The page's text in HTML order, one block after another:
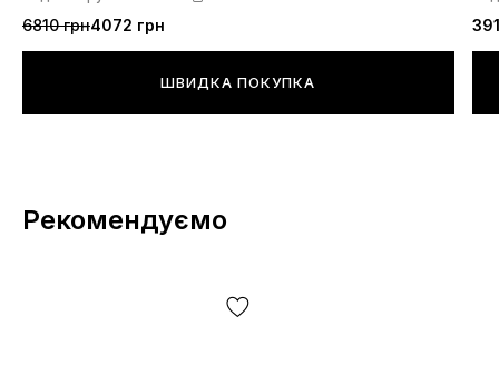
6810 грн4072 грн
ШВИДКА ПОКУПКА
Рекомендуємо